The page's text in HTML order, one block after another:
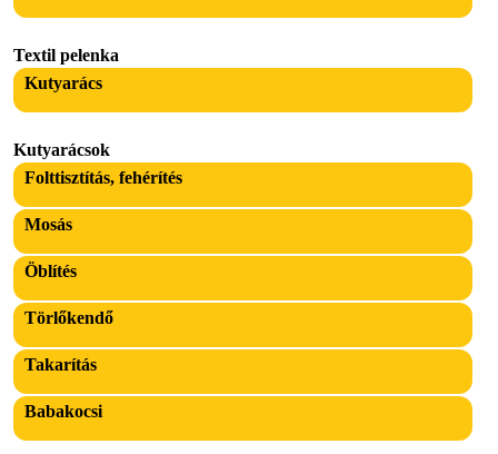
Textil pelenka
Kutyarács
Kutyarácsok
Folttisztítás, fehérítés
Mosás
Öblítés
Törlőkendő
Takarítás
Babakocsi